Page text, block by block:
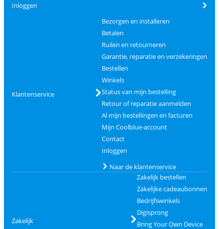
Inloggen
Klantenservice
Bezorgen en installeren
Betalen
Ruilen en retourneren
Garantie, reparatie en verzekeringen
Bestellen
Winkels
Status van mijn bestelling
Retour of reparatie aanmelden
Al mijn bestellingen en facturen
Mijn Coolblue-account
Contact
Inloggen
Naar de klantenservice
Zakelijk
Zakelijk bestellen
Zakelijke cadeaubonnen
Bedrijfswinkels
Digisprong
Bring Your Own Device